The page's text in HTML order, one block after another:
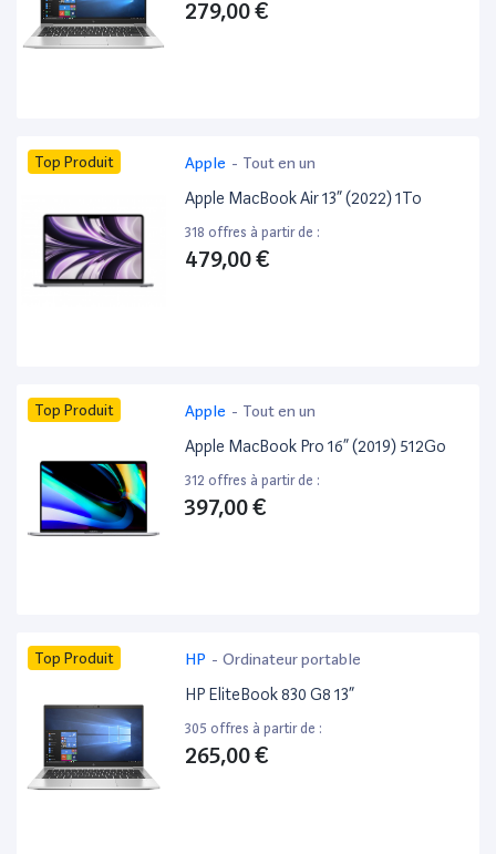
279,00 €
Top Produit Apple - Tout en un
Apple MacBook Air 13” (2022) 1To
318 offres à partir de :
479,00 €
Top Produit Apple - Tout en un
Apple MacBook Pro 16” (2019) 512Go
312 offres à partir de :
397,00 €
Top Produit HP - Ordinateur portable
HP EliteBook 830 G8 13”
305 offres à partir de :
265,00 €